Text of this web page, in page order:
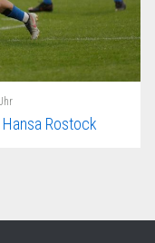
Rostock